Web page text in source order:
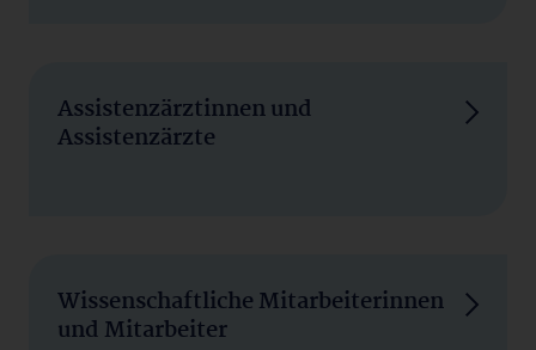
Assistenzärztinnen und
Assistenzärzte
Wissenschaftliche Mitarbeiterinnen
und Mitarbeiter